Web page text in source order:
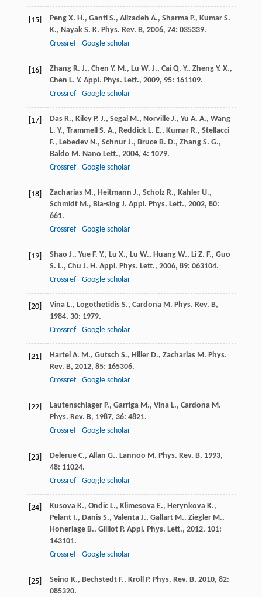
[15] Peng X. H., Ganti S., Alizadeh A., Sharma P., Kumar S.
K., Nayak S. K. Phys. Rev. B, 2006, 74: 035339.
Crossref
Google scholar
[16] Zhang R. J., Chen Y. M., Lu W. J., Cai Q. Y., Zheng Y. X.,
Chen L. Y. Appl. Phys. Lett., 2009, 95: 161109.
Crossref
Google scholar
[17] Das R., Kiley P. J., Segal M., Norville J., Yu A. A., Wang
L. Y., Trammell S. A., Reddick L. E., Kumar R., Stellacci
F., Lebedev N., Schnur J., Bruce B. D., Zhang S. G.,
Baldo M. Nano Lett., 2004, 4: 1079.
Crossref
Google scholar
[18] Zacharias M., Heitmann J., Scholz R., Kahler U.,
Schmidt M., Bla-sing J. Appl. Phys. Lett., 2002, 80:
661.
Crossref
Google scholar
[19] Shao J., Yue F. Y., Lu X., Lu W., Huang W., Li Z. F., Guo
S. L., Chu J. H. Appl. Phys. Lett., 2006, 89: 063104.
Crossref
Google scholar
[20] Vina L., Logothetidis S., Cardona M. Phys. Rev. B,
1984, 30: 1979.
Crossref
Google scholar
[21] Hartel A. M., Gutsch S., Hiller D., Zacharias M. Phys.
Rev. B, 2012, 85: 165306.
Crossref
Google scholar
[22] Lautenschlager P., Garriga M., Vina L., Cardona M.
Phys. Rev. B, 1987, 36: 4821.
Crossref
Google scholar
[23] Delerue C., Allan G., Lannoo M. Phys. Rev. B, 1993,
48: 11024.
Crossref
Google scholar
[24] Kusova K., Ondic L., Klimesova E., Herynkova K.,
Pelant I., Danis S., Valenta J., Gallart M., Ziegler M.,
Honerlage B., Gilliot P. Appl. Phys. Lett., 2012, 101:
143101.
Crossref
Google scholar
[25] Seino K., Bechstedt F., Kroll P. Phys. Rev. B, 2010, 82:
085320.